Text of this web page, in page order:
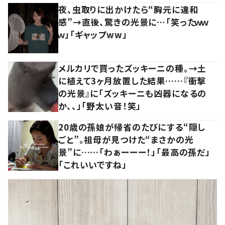
夜、虫取りに出かけたら“胸元に違和
感”→直後、驚きの光景に…「笑ったｗｗ
ｗ」「ギャップww」
メルカリで買ったズッキーニの種。→土
に植えて3ヶ月放置した結果……『衝撃
の光景』に「ズッキーニも凶器になるの
か、、」「野太い音！笑」
20歳の孫娘が帰省のたびにする“隠し
ごと”。祖母が見つけた“まさかの光
景”に……「わぁーーー！」「最高の孫だ」
「これいいですね」